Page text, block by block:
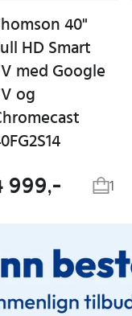
40"
HD Smart
med Google
og
999,- 1